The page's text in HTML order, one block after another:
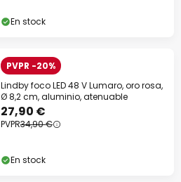
En stock
PVPR -20%
Lindby foco LED 48 V Lumaro, oro rosa,
Ø 8,2 cm, aluminio, atenuable
27,90 €
PVPR34,90 €
En stock